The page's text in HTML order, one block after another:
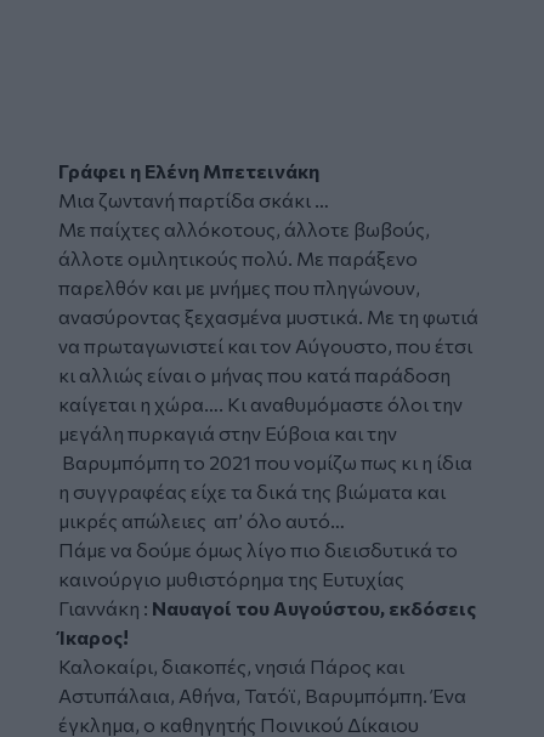
Γράφει η Ελένη Μπετεινάκη
Μια ζωντανή παρτίδα σκάκι …
Με παίχτες αλλόκοτους, άλλοτε βωβούς,
άλλοτε ομιλητικούς πολύ. Με παράξενο
παρελθόν και με μνήμες που πληγώνουν,
ανασύροντας ξεχασμένα μυστικά. Με τη φωτιά
να πρωταγωνιστεί και τον Αύγουστο, που έτσι
κι αλλιώς είναι ο μήνας που κατά παράδοση
καίγεται η χώρα…. Κι αναθυμόμαστε όλοι την
μεγάλη πυρκαγιά στην Εύβοια και την
Βαρυμπόμπη το 2021 που νομίζω πως κι η ίδια
η συγγραφέας είχε τα δικά της βιώματα και
μικρές απώλειες απ’ όλο αυτό…
Πάμε να δούμε όμως λίγο πιο διεισδυτικά το
καινούργιο μυθιστόρημα της Ευτυχίας
Γιαννάκη : Ναυαγοί του Αυγούστου, εκδόσεις
Ίκαρος!
Καλοκαίρι, διακοπές, νησιά Πάρος και
Αστυπάλαια, Αθήνα, Τατόϊ, Βαρυμπόμπη. Ένα
έγκλημα, ο καθηγητής Ποινικού Δίκαιου